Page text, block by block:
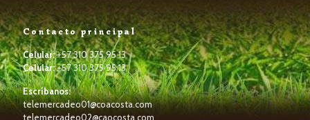
Contacto principal
Celular:+57 310 375 95 13
Celular:+57 310 375 95 13
Escríbanos:
telemercadeo01@coacosta.com
telemercadeo02@caocosta.com